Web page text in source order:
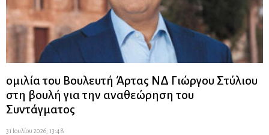
ομιλία του Βουλευτή Άρτας ΝΔ Γιώργου Στύλιου
στη βουλή για την αναθεώρηση του
Συντάγματος
31 Ιουλίου 2026, 13:48